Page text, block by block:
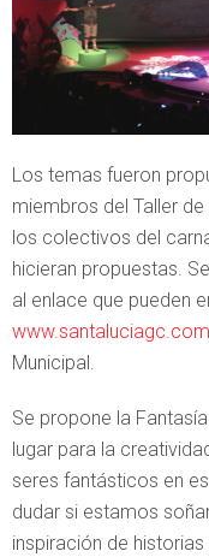
Los temas fueron
miembros del Taller
los colectivos del
hicieran propuestas.
al enlace que pueden
www.santaluciagc.com
Municipal.
Se propone la
lugar para la
seres fantásticos en
dudar si estamos
inspiración de